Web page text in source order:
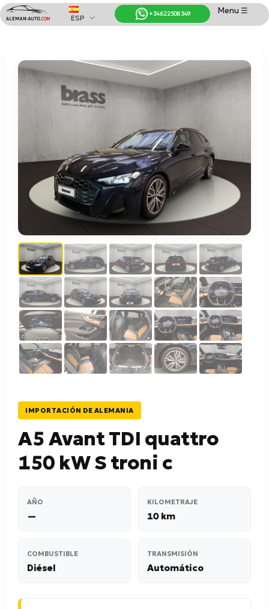
Coches de Alemania
Importación de Coches de Alemania
Menu ☰
+34 622 508 349
ESP
IMPORTACIÓN DE ALEMANIA
A5 Avant TDI quattro
150 kW S troni c
AÑO
—
KILOMETRAJE
10 km
COMBUSTIBLE
Diésel
TRANSMISIÓN
Automático